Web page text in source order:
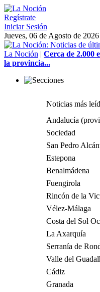
Regístrate
Iniciar Sesión
Jueves, 06 de Agosto de
La Noción | Cerca de 2.000
la provincia...
Noticias más
Andalucía
Sociedad
San Pedro
Estepona
Benalmádena
Fuengirola
Rincón de la
Vélez-Málaga
Costa del Sol
La Axarquía
Serranía de
Valle del
Cádiz
Granada